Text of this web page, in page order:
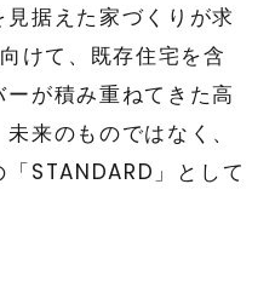
据えた家づくりが求
けて、既存住宅を含
が積み重ねてきた高
来のものではなく、
STANDARD」として